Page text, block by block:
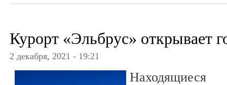
Курорт «Эльбрус» открывает
2 декабря, 2021 - 19:21